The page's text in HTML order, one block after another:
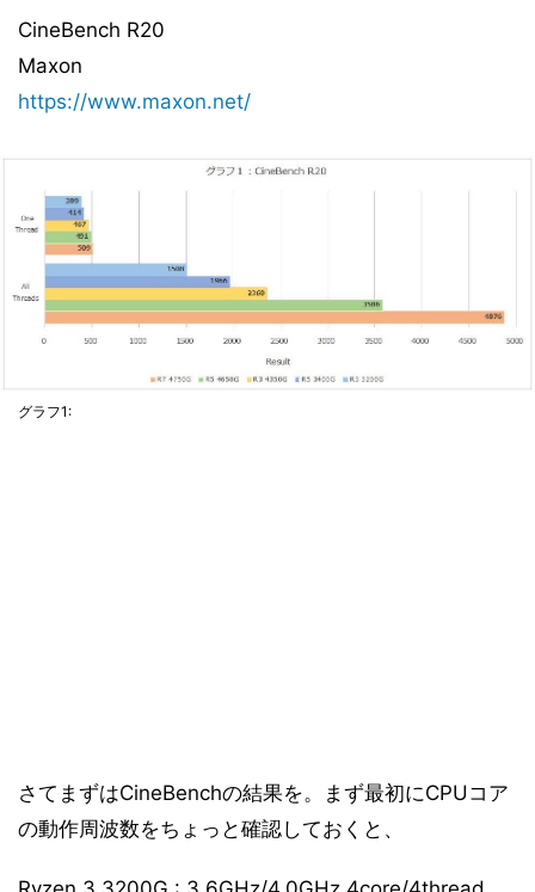
CineBench R20
Maxon
https://www.maxon.net/
グラフ1:
さてまずはCineBenchの結果を。まず最初にCPUコア
の動作周波数をちょっと確認しておくと、